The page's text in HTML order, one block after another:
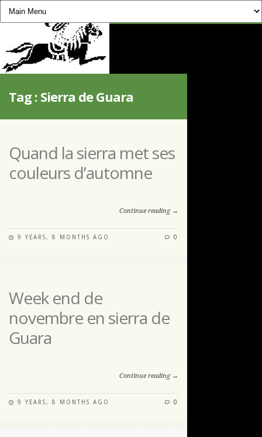
CHEVAUCHÉE
Tag : Sierra de Guara
Quand la sierra met ses
couleurs d’automne
Continue reading →
9 YEARS, 8 MONTHS AGO 0
Week end de
novembre en sierra de
Guara
Continue reading →
9 YEARS, 8 MONTHS AGO 0